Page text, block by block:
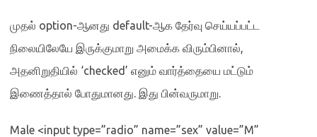
முதல் option-ஆனது default-ஆக தேர்வு செய்யப்பட்ட
நிலையிலேயே இருக்குமாறு அமைக்க விரும்பினால்,
அதனிறுதியில் ‘checked’ எனும் வார்த்தையை மட்டும்
இணைத்தால் போதுமானது. இது பின்வருமாறு.
Male <input type=”radio” name=”sex” value=”M”